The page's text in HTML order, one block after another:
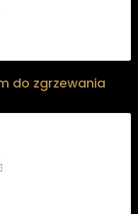
do zgrzewania